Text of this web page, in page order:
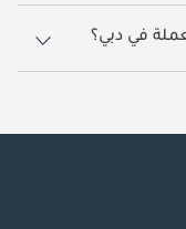
117,000.